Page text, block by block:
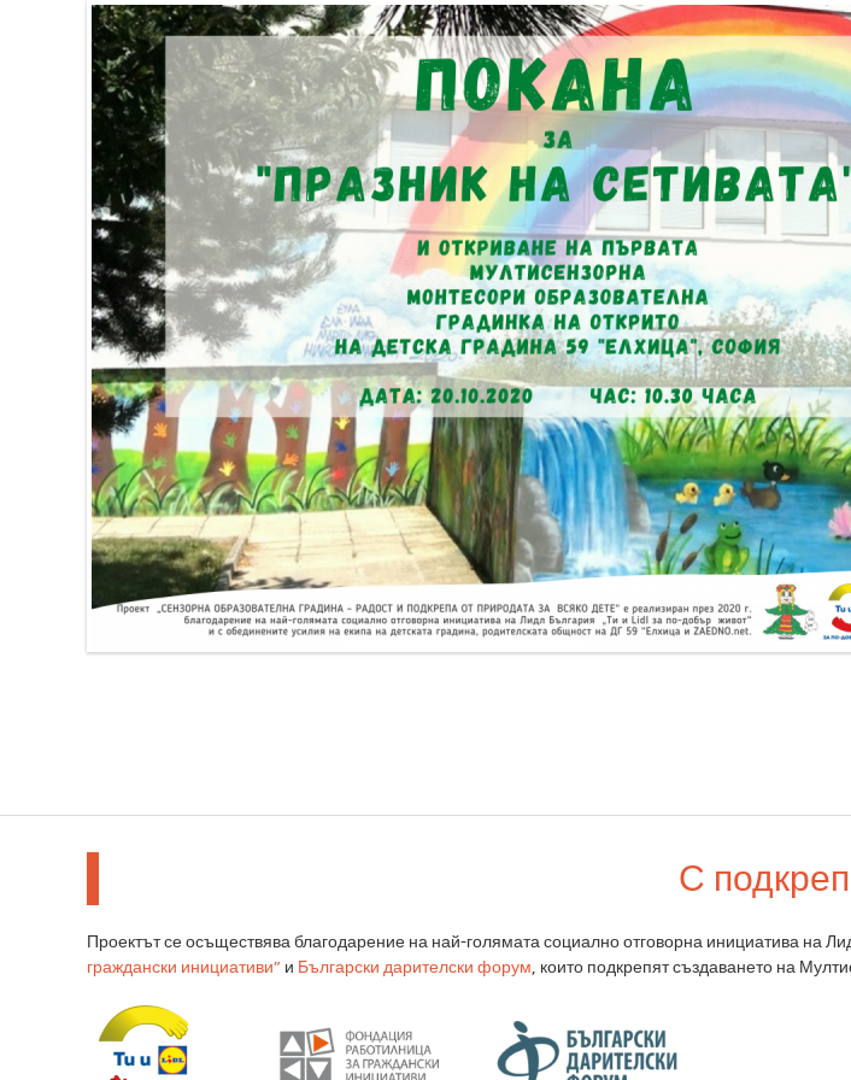
С
Проектът се осъществява благодарение на най-голямата социално отговорна инициатива на
граждански инициативи” и Български дарителски форум , които подкрепят създаването на